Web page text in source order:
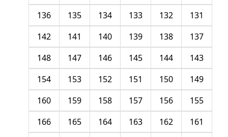
131
132
133
134
135
136
137
138
139
140
141
142
143
144
145
146
147
148
149
150
151
152
153
154
155
156
157
158
159
160
161
162
163
164
165
166